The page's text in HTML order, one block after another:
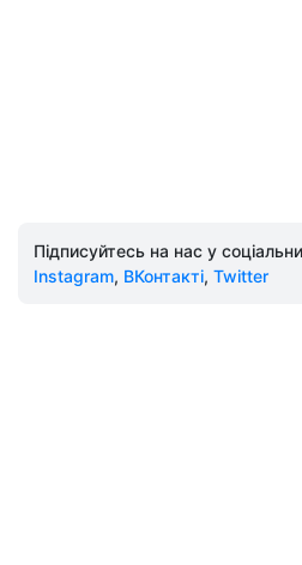
Підписуйтесь на нас у
Instagram, ВКонтакті, Twitter